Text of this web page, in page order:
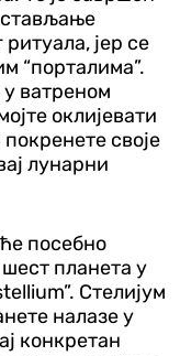
јер се
“порталима”.
ватреном
оклијевати
своје
лунарни
посебно
планета у
Стелијум
налазе у
конкретан